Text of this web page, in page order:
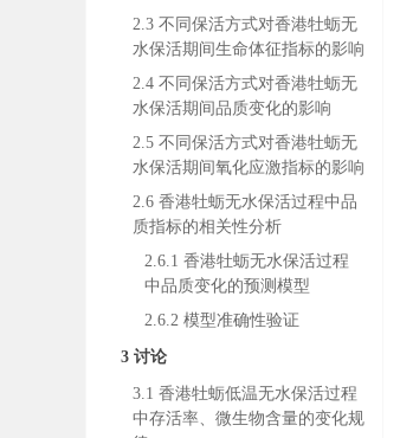
2.3 不同保活方式对香港牡蛎无
水保活期间生命体征指标的影响
2.4 不同保活方式对香港牡蛎无
水保活期间品质变化的影响
2.5 不同保活方式对香港牡蛎无
水保活期间氧化应激指标的影响
2.6 香港牡蛎无水保活过程中品
质指标的相关性分析
2.6.1 香港牡蛎无水保活过程
中品质变化的预测模型
2.6.2 模型准确性验证
3 讨论
3.1 香港牡蛎低温无水保活过程
中存活率、微生物含量的变化规